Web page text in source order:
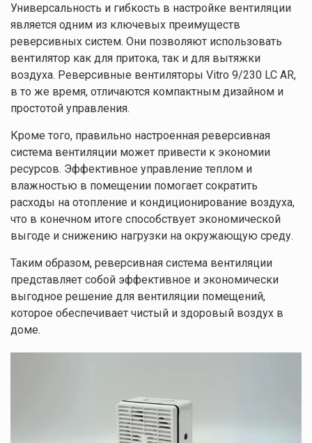
Универсальность и гибкость в настройке вентиляции
является одним из ключевых преимуществ
реверсивных систем. Они позволяют использовать
вентилятор как для притока, так и для вытяжки
воздуха. Реверсивные вентиляторы Vitro 9/230 LC AR,
в то же время, отличаются компактным дизайном и
простотой управления.
Кроме того, правильно настроенная реверсивная
система вентиляции может привести к экономии
ресурсов. Эффективное управление теплом и
влажностью в помещении помогает сократить
расходы на отопление и кондиционирование воздуха,
что в конечном итоге способствует экономической
выгоде и снижению нагрузки на окружающую среду.
Таким образом, реверсивная система вентиляции
представляет собой эффективное и экономически
выгодное решение для вентиляции помещений,
которое обеспечивает чистый и здоровый воздух в
доме.